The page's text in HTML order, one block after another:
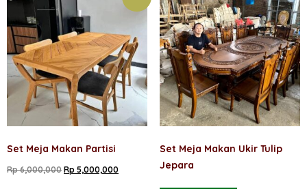
Set Meja Makan Partisi
Rp6,000,000 Harga
Rp 5,000,000Harga
Set Meja Makan Ukir Tulip
Jepara